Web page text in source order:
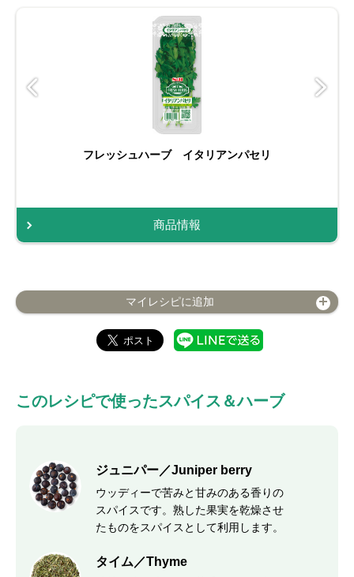
フレッシュハーブ イタリアンパセリ
商品情報
マイレシピに追加
このレシピで使ったスパイス＆ハーブ
ジュニパー／Juniper berry
ウッディーで苦みと甘みのある香りの
スパイスです。熟した果実を乾燥させ
たものをスパイスとして利用します。
タイム／Thyme